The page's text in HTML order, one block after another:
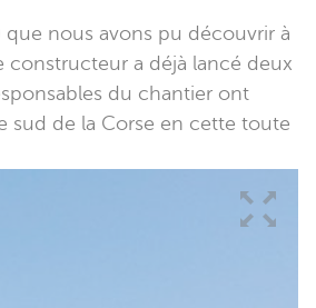
que nous avons pu découvrir à
constructeur a déjà lancé deux
du chantier ont
sud de la Corse en cette toute